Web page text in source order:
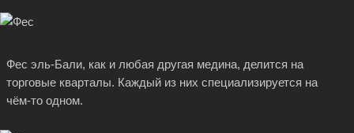
Фес эль-Бали, как и любая другая медина, делится на
торговые кварталы. Каждый из них специализируется на
чём-тоодном.